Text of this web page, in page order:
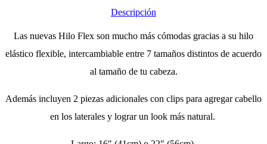
Descripción
Las nuevas Hilo Flex son mucho más cómodas gracias a su hilo
elástico flexible, intercambiable entre 7 tamaños distintos de acuerdo
al tamaño de tu cabeza.
Además incluyen 2 piezas adicionales con clips para agregar cabello
en los laterales y lograr un look más natural.